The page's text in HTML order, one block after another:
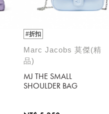
#折扣
Marc Jacobs 莫傑(精
品)
MJ THE SMALL
SHOULDER BAG